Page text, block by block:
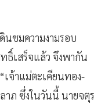
นชมความงามรอบ
ธิ์เสร็จแล้ว จึงพากัน
เจ้าแม่ตะเคียนทอง-
ภ ซึ่งในวันนี้ นายจตุร